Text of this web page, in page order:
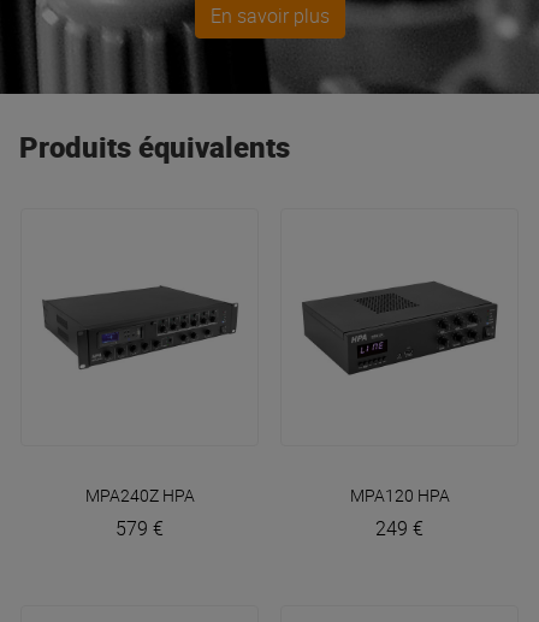
En savoir plus
Produits équivalents
MPA240Z HPA
579 €
MPA120 HPA
249 €